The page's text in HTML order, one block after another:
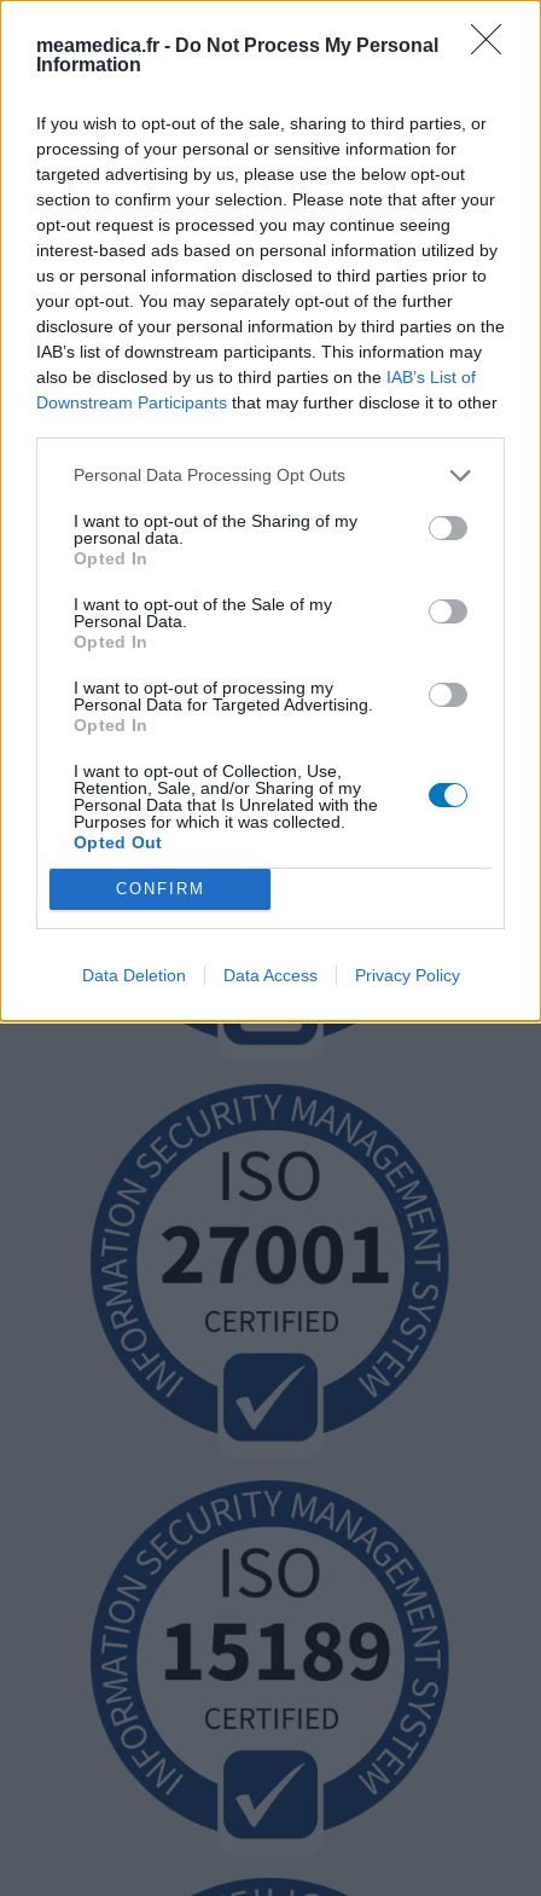
meamedica.fr - Do Not Process My Personal
Information
If you wish to opt-out of the sale, sharing to third parties, or
processing of your personal or sensitive information for
targeted advertising by us, please use the below opt-out
section to confirm your selection. Please note that after your
opt-out request is processed you may continue seeing
interest-based ads based on personal information utilized by
us or personal information disclosed to third parties prior to
your opt-out. You may separately opt-out of the further
disclosure of your personal information by third parties on the
IAB’s list of downstream participants. This information may
also be disclosed by us to third parties on the IAB’s List of
Downstream Participants that may further disclose it to other
Personal Data Processing Opt Outs
I want to opt-out of the Sharing of my
personal data.
Opted In
I want to opt-out of the Sale of my
Personal Data.
Opted In
I want to opt-out of processing my
Personal Data for Targeted Advertising.
Opted In
I want to opt-out of Collection, Use,
Retention, Sale, and/or Sharing of my
Personal Data that Is Unrelated with the
Purposes for which it was collected.
Opted Out
CONFIRM
Data Deletion Data Access Privacy Policy
Keppra (245)
Epilepsie
Antibiotiques - tetracyclines
Laroxyl (239)
Dépression - antidépresseurs TCA
Risperdal (230)
Psychose / schizophrénie - antipsychotique
Les évaluations de cette page sont écrites par les utilisateurs
eux-mêmes ; ces avis sont d’abord lus, et éventuellement
adaptés afin de répondre à nos standards en ce qui concerne
l’évaluation d’un médicament, avant d’être approuvés. Pour
partager des évaluations, il n’est pas nécessaire de posséder
des connaissances médicales. De cette façon, les évaluations
reflètent seulement une image fidèle des expériences propres
aux utilisateurs et pas celle du propriétaire de ce site web.
N’oubliez-pas que les expériences peuvent varier selon les
individus et que pour tout avis médical, il faut toujours prendre
contact avec votre médecin ou votre pharmacien.